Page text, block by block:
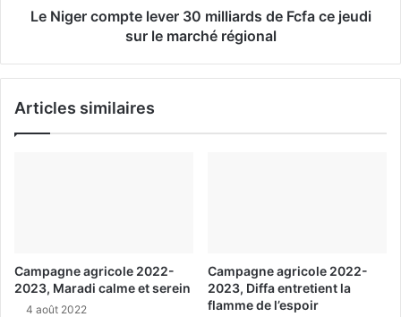
Le Niger compte lever 30 milliards de Fcfa ce jeudi
sur le marché régional
Articles similaires
Campagne agricole 2022-
2023, Maradi calme et serein
4 août 2022
Campagne agricole 2022-
2023, Diffa entretient la
flamme de l’espoir